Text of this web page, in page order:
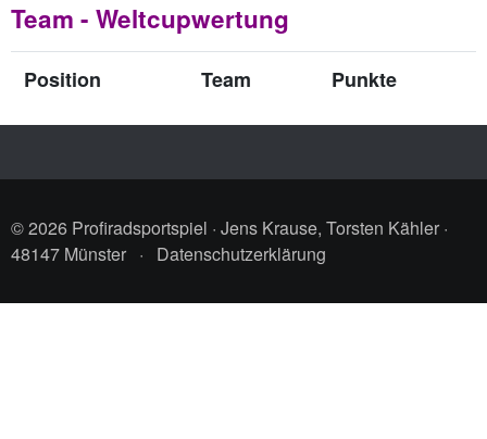
Team - Weltcupwertung
Position Team Punkte
© 2026 Profiradsportspiel · Jens Krause, Torsten Kähler ·
48147 Münster · Datenschutzerklärung